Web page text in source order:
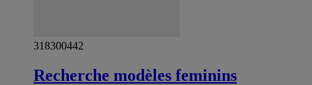
318300442
Recherche modèles feminins